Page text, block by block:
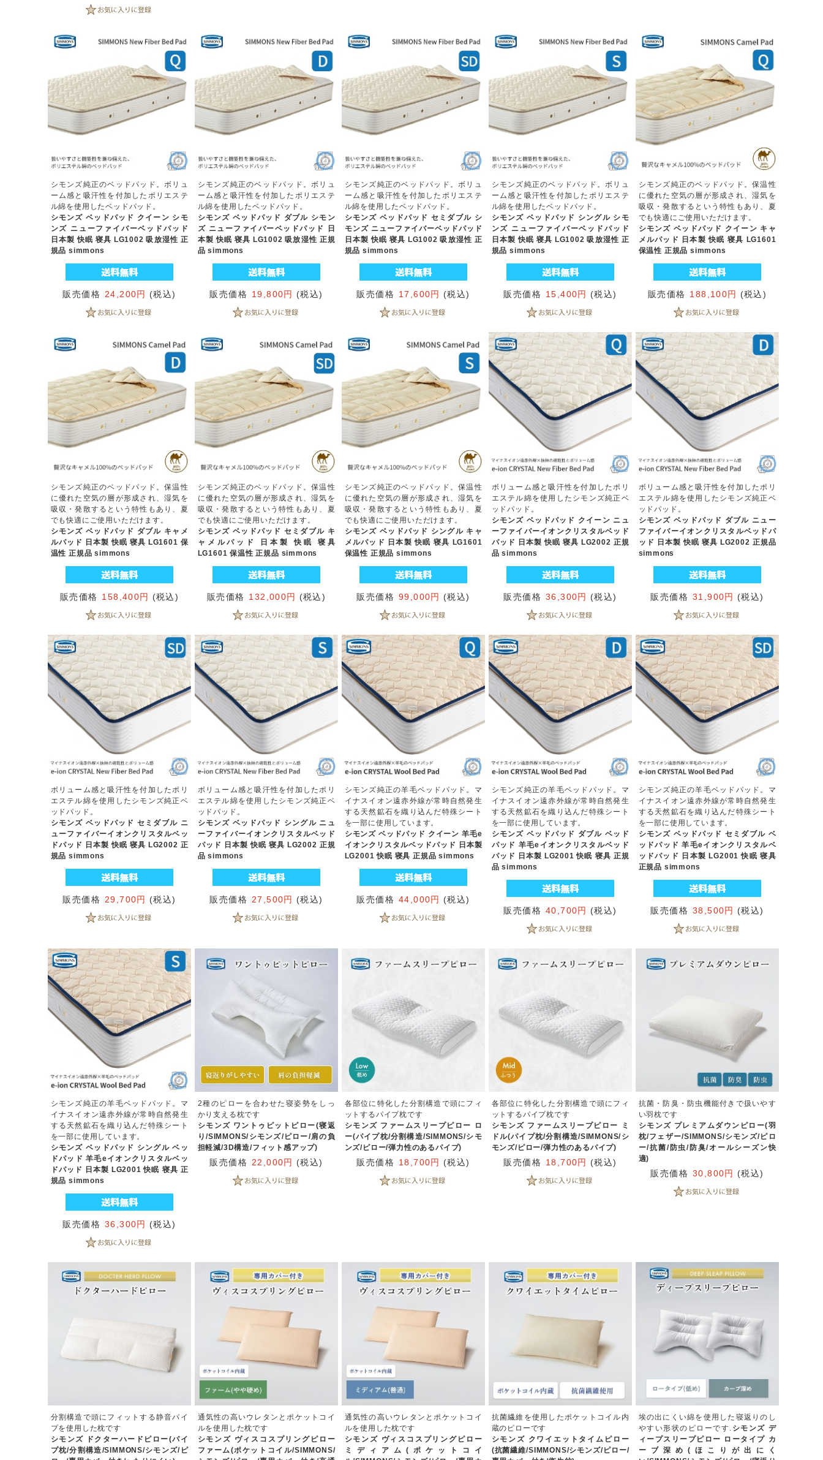
シモンズ純正のベッドパッド。ボリュ
ーム感と吸汗性を付加したポリエステ
ル綿を使用したベッドパッド。
シモンズ ベッドパッド クイーン シモ
ンズ ニューファイバーベッドパッド
日本製 快眠 寝具 LG1002 吸放湿性 正
規品 simmons
販売価格 24,200円 (税込)
シモンズ純正のベッドパッド。ボリュ
ーム感と吸汗性を付加したポリエステ
ル綿を使用したベッドパッド。
シモンズ ベッドパッド ダブル シモン
ズ ニューファイバーベッドパッド 日
本製 快眠 寝具 LG1002 吸放湿性 正規
品 simmons
販売価格 19,800円 (税込)
シモンズ純正のベッドパッド。ボリュ
ーム感と吸汗性を付加したポリエステ
ル綿を使用したベッドパッド。
シモンズ ベッドパッド セミダブル シ
モンズ ニューファイバーベッドパッド
日本製 快眠 寝具 LG1002 吸放湿性 正
規品 simmons
販売価格 17,600円 (税込)
シモンズ純正のベッドパッド。ボリュ
ーム感と吸汗性を付加したポリエステ
ル綿を使用したベッドパッド。
シモンズ ベッドパッド シングル シモ
ンズ ニューファイバーベッドパッド
日本製 快眠 寝具 LG1002 吸放湿性 正
規品 simmons
販売価格 15,400円 (税込)
シモンズ純正のベッドパッド。保温性
に優れた空気の層が形成され、湿気を
吸収・発散するという特性もあり、夏
でも快適にご使用いただけます。
シモンズ ベッドパッド クイーン キャ
メルパッド 日本製 快眠 寝具 LG1601
保温性 正規品 simmons
販売価格 188,100円 (税込)
シモンズ純正のベッドパッド。保温性
に優れた空気の層が形成され、湿気を
吸収・発散するという特性もあり、夏
でも快適にご使用いただけます。
シモンズ ベッドパッド ダブル キャメ
ルパッド 日本製 快眠 寝具 LG1601 保
温性 正規品 simmons
販売価格 158,400円 (税込)
シモンズ純正のベッドパッド。保温性
に優れた空気の層が形成され、湿気を
吸収・発散するという特性もあり、夏
でも快適にご使用いただけます。
シモンズ ベッドパッド セミダブル キ
ャメルパッド 日本製 快眠 寝具
LG1601 保温性 正規品 simmons
販売価格 132,000円 (税込)
シモンズ純正のベッドパッド。保温性
に優れた空気の層が形成され、湿気を
吸収・発散するという特性もあり、夏
でも快適にご使用いただけます。
シモンズ ベッドパッド シングル キャ
メルパッド 日本製 快眠 寝具 LG1601
保温性 正規品 simmons
販売価格 99,000円 (税込)
ボリューム感と吸汗性を付加したポリ
エステル綿を使用したシモンズ純正ベ
ッドパッド。
シモンズ ベッドパッド クイーン ニュ
ーファイバーイオンクリスタルベッド
パッド 日本製 快眠 寝具 LG2002 正規
品 simmons
販売価格 36,300円 (税込)
ボリューム感と吸汗性を付加したポリ
エステル綿を使用したシモンズ純正ベ
ッドパッド。
シモンズ ベッドパッド ダブル ニュー
ファイバーイオンクリスタルベッドパ
ッド 日本製 快眠 寝具 LG2002 正規品
simmons
販売価格 31,900円 (税込)
ボリューム感と吸汗性を付加したポリ
エステル綿を使用したシモンズ純正ベ
ッドパッド。
シモンズ ベッドパッド セミダブル ニ
ューファイバーイオンクリスタルベッ
ドパッド 日本製 快眠 寝具 LG2002 正
規品 simmons
販売価格 29,700円 (税込)
ボリューム感と吸汗性を付加したポリ
エステル綿を使用したシモンズ純正ベ
ッドパッド。
シモンズ ベッドパッド シングル ニュ
ーファイバーイオンクリスタルベッド
パッド 日本製 快眠 寝具 LG2002 正規
品 simmons
販売価格 27,500円 (税込)
シモンズ純正の羊毛ベッドパッド。マ
イナスイオン遠赤外線が常時自然発生
する天然鉱石を織り込んだ特殊シート
を一部に使用しています。
シモンズ ベッドパッド クイーン 羊毛e
イオンクリスタルベッドパッド 日本製
LG2001 快眠 寝具 正規品 simmons
販売価格 44,000円 (税込)
シモンズ純正の羊毛ベッドパッド。マ
イナスイオン遠赤外線が常時自然発生
する天然鉱石を織り込んだ特殊シート
を一部に使用しています。
シモンズ ベッドパッド ダブル ベッド
パッド 羊毛eイオンクリスタルベッド
パッド 日本製 LG2001 快眠 寝具 正規
品 simmons
販売価格 40,700円 (税込)
シモンズ純正の羊毛ベッドパッド。マ
イナスイオン遠赤外線が常時自然発生
する天然鉱石を織り込んだ特殊シート
を一部に使用しています。
シモンズ ベッドパッド セミダブル ベ
ッドパッド 羊毛eイオンクリスタルベ
ッドパッド 日本製 LG2001 快眠 寝具
正規品 simmons
販売価格 38,500円 (税込)
シモンズ純正の羊毛ベッドパッド。マ
イナスイオン遠赤外線が常時自然発生
する天然鉱石を織り込んだ特殊シート
を一部に使用しています。
シモンズ ベッドパッド シングル ベッ
ドパッド 羊毛eイオンクリスタルベッ
ドパッド 日本製 LG2001 快眠 寝具 正
規品 simmons
販売価格 36,300円 (税込)
2種のピローを合わせた寝姿勢をしっ
かり支える枕です
シモンズ ワントゥピットピロー(寝返
り/SIMMONS/シモンズ/ピロー/肩の負
担軽減/3D構造/フィット感アップ)
販売価格 22,000円 (税込)
各部位に特化した分割構造で頭にフィ
ットするパイプ枕です
シモンズ ファームスリープピロー ロ
ー(パイプ枕/分割構造/SIMMONS/シモ
ンズ/ピロー/弾力性のあるパイプ)
販売価格 18,700円 (税込)
各部位に特化した分割構造で頭にフィ
ットするパイプ枕です
シモンズ ファームスリープピロー ミ
ドル(パイプ枕/分割構造/SIMMONS/シ
モンズ/ピロー/弾力性のあるパイプ)
販売価格 18,700円 (税込)
抗菌・防臭・防虫機能付きで扱いやす
い羽枕です
シモンズ プレミアムダウンピロー(羽
枕/フェザー/SIMMONS/シモンズ/ピロ
ー/抗菌/防虫/防臭/オールシーズン快
適)
販売価格 30,800円 (税込)
分割構造で頭にフィットする静音パイ
プを使用した枕です
シモンズ ドクターハードピロー(パイ
プ枕/分割構造/SIMMONS/シモンズ/ピ
通気性の高いウレタンとポケットコイ
ルを使用した枕です
シモンズ ヴィスコスプリングピロー
ファーム(ポケットコイル/SIMMONS/
通気性の高いウレタンとポケットコイ
ルを使用した枕です
シモンズ ヴィスコスプリングピロー
ミディアム(ポケットコイ
抗菌繊維を使用したポケットコイル内
蔵のピローです
シモンズ クワイエットタイムピロー
(抗菌繊維/SIMMONS/シモンズ/ピロー/
埃の出にくい綿を使用した寝返りのし
やすい形状のピローです. シモンズ デ
ィープスリープピロー ロータイプ カ
ーブ深め(ほこりが出にく